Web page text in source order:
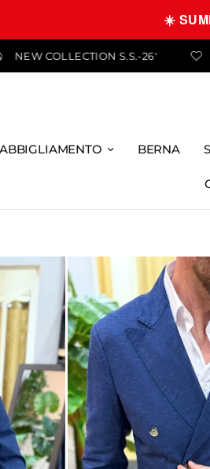
☀️
NEW COLLECTION S.S.-
ABBIGLIAMENTO BERNA